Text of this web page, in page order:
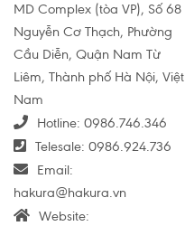
MD Complex (tòa VP), Số 68
Nguyễn Cơ Thạch, Phường
Cầu Diễn, Quận Nam Từ
Liêm, Thành phố Hà Nội, Việt
Nam
Hotline: 0986.746.346
Telesale: 0986.924.736
Email:
hakura@hakura.vn
Website: